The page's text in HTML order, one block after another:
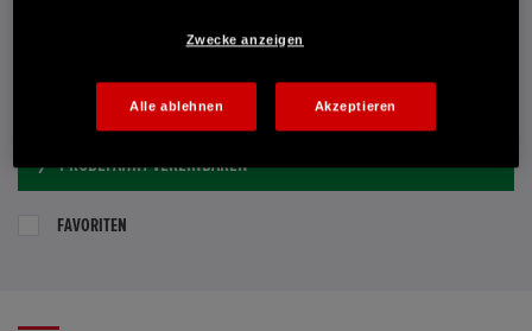
E-MAIL-ANFRAGE
PROBEFAHRT VEREINBAREN
FAVORITEN
Zwecke anzeigen
Alle ablehnen Akzeptieren